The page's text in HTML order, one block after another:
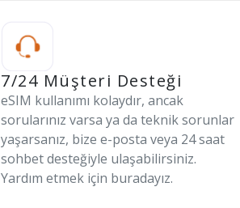
7/24 Müşteri Desteği
eSIM kullanımı kolaydır, ancak
sorularınız varsa ya da teknik sorunlar
yaşarsanız, bize e-posta veya 24 saat
sohbet desteğiyle ulaşabilirsiniz.
Yardım etmek için buradayız.